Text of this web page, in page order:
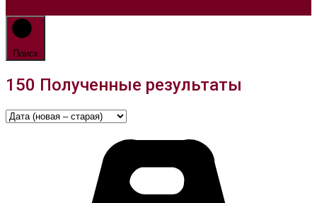
Поиск
150 Полученные результаты